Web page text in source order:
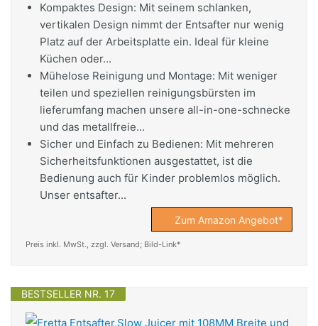
Kompaktes Design: Mit seinem schlanken,
vertikalen Design nimmt der Entsafter nur wenig
Platz auf der Arbeitsplatte ein. Ideal für kleine
Küchen oder...
Mühelose Reinigung und Montage: Mit weniger
teilen und speziellen reinigungsbürsten im
lieferumfang machen unsere all-in-one-schnecke
und das metallfreie...
Sicher und Einfach zu Bedienen: Mit mehreren
Sicherheitsfunktionen ausgestattet, ist die
Bedienung auch für Kinder problemlos möglich.
Unser entsafter...
Zum Amazon Angebot*
Preis inkl. MwSt., zzgl. Versand; Bild-Link*
BESTSELLER NR. 17